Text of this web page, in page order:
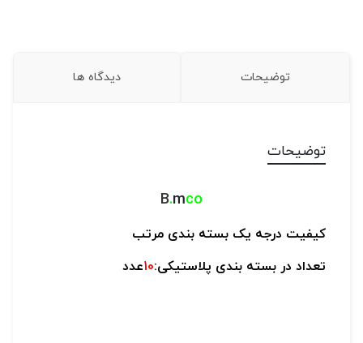
توضیحات دیدگاه ها
توضیحات
B.mco
کیفیت درجه یکبسته بندی مرتب
تعداد در بسته بندی پلاستیکی:10عدد